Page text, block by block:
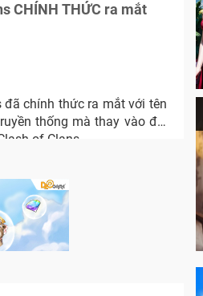
CHÍNH THỨC ra mắt
đã chính thức ra mắt với tên
thống mà thay vào đó,
of Clans.